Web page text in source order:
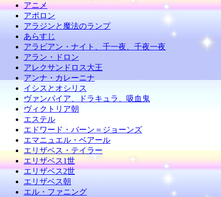
アニメ
アポロン
アラジンと魔法のランプ
あらすじ
アラビアン・ナイト、千一夜、千夜一夜
アラン・ドロン
アレクサンドロス大王
アンナ・カレーニナ
イシスとオシリス
ヴァンパイア、ドラキュラ、吸血鬼
ヴィクトリア朝
エステル
エドワード・バーン＝ジョーンズ
エマニュエル・ベアール
エリザベス・テイラー
エリザベス1世
エリザベス2世
エリザベス朝
エル・ファニング